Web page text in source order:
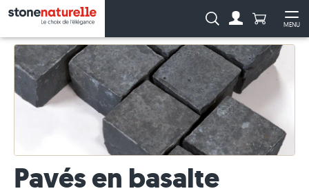
MENU
Recherche :Anzahl
Pavés en basalte